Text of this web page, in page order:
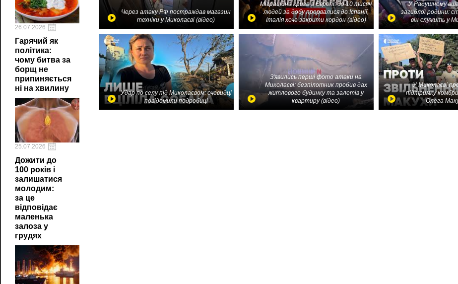
26.07.2026
Гарячий як
політика:
чому битва за
борщ не
припиняється
ні на хвилину
25.07.2026
Дожити до
100 років і
залишатися
молодим:
за це
відповідає
маленька
залоза у
грудях
Через атаку РФ постраждав магазин
техніки у Миколаєві (відео)
Міграційна криза в Європі: до 10 тисяч
людей за добу прорвалися до Іспанії,
Італія хоче закрити кордон (відео)
У Радушному
загиблої родини:
він служить у
Удар по селу під Миколаєвом: очевидці
повідомили подробиці
З'явились перші фото атаки на
Миколаєві: безпілотник пробив дах
житлового будинку та залетів у
квартиру (відео)
У Миколаєві
підтримку
Олега